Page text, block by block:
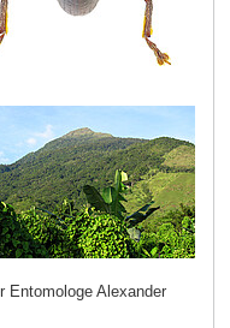
Entomologe Alexander